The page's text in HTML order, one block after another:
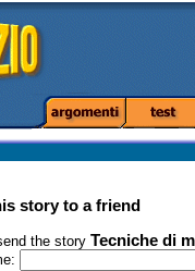
story to a friend
the story Tecniche di